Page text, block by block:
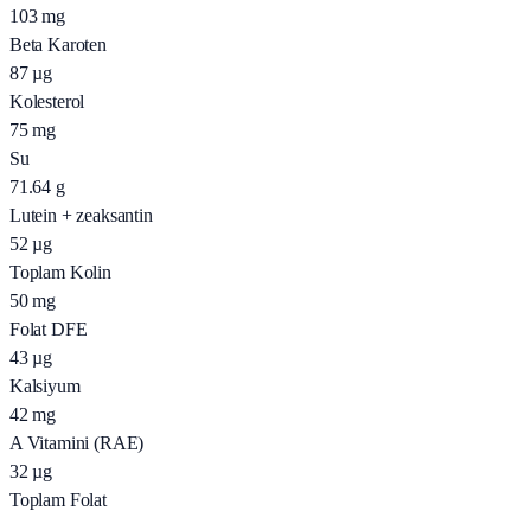
103 mg
Beta Karoten
87 µg
Kolesterol
75 mg
Su
71.64 g
Lutein + zeaksantin
52 µg
Toplam Kolin
50 mg
Folat DFE
43 µg
Kalsiyum
42 mg
A Vitamini (RAE)
32 µg
Toplam Folat